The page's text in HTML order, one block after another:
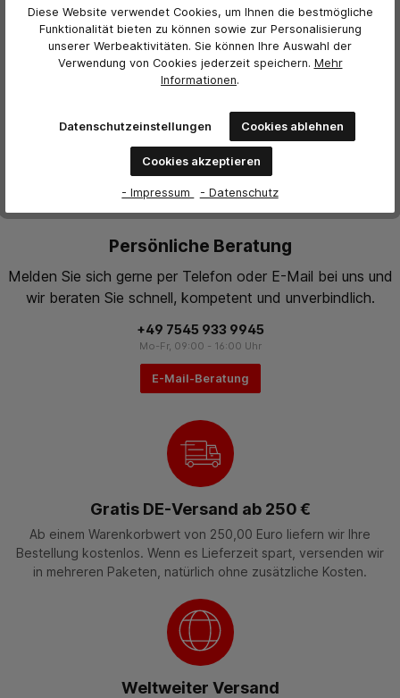
Persönliche Beratung
Melden Sie sich gerne per Telefon oder E-Mail bei uns und
wir beraten Sie schnell, kompetent und unverbindlich.
+49 7545 933 9945
Mo-Fr, 09:00 - 16:00 Uhr
E-Mail-Beratung
Gratis DE-Versand ab 250 €
Ab einem Warenkorbwert von 250,00 Euro liefern wir Ihre
Bestellung kostenlos. Wenn es Lieferzeit spart, versenden wir
in mehreren Paketen, natürlich ohne zusätzliche Kosten.
Weltweiter Versand
Diese Website verwendet Cookies, um Ihnen die bestmögliche
Funktionalität bieten zu können sowie zur Personalisierung
unserer Werbeaktivitäten. Sie können Ihre Auswahl der
Verwendung von Cookies jederzeit speichern. Mehr
Informationen.
Datenschutzeinstellungen Cookies ablehnen
Cookies akzeptieren
- Impressum - Datenschutz